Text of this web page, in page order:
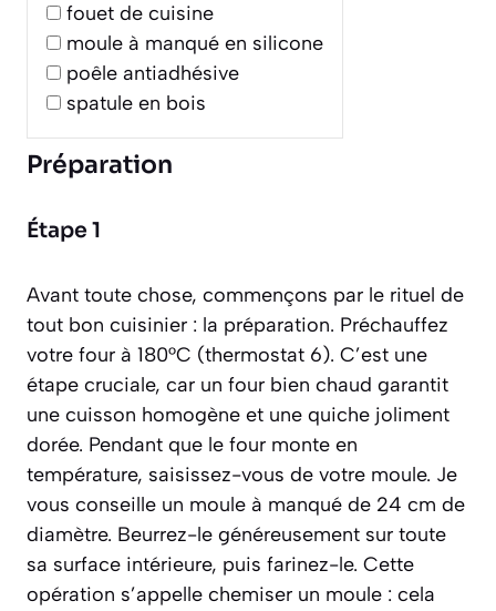
fouet de cuisine
moule à manqué en silicone
poêle antiadhésive
spatule en bois
Préparation
Étape 1
Avant toute chose, commençons par le rituel de
tout bon cuisinier : la préparation. Préchauffez
votre four à 180°C (thermostat 6). C’est une
étape cruciale, car un four bien chaud garantit
une cuisson homogène et une quiche joliment
dorée. Pendant que le four monte en
température, saisissez-vous de votre moule. Je
vous conseille un moule à manqué de 24 cm de
diamètre. Beurrez-le généreusement sur toute
sa surface intérieure, puis farinez-le. Cette
opération s’appelle chemiser un moule : cela